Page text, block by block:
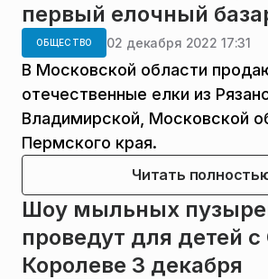
первый елочный
ОБЩЕСТВО 02 декабря 2022 17:31
В Московской области
отечественные елки из
Владимирской, Московской
Пермского края.
Читать
Шоу мыльных
проведут для детей
Королеве 3 декабря